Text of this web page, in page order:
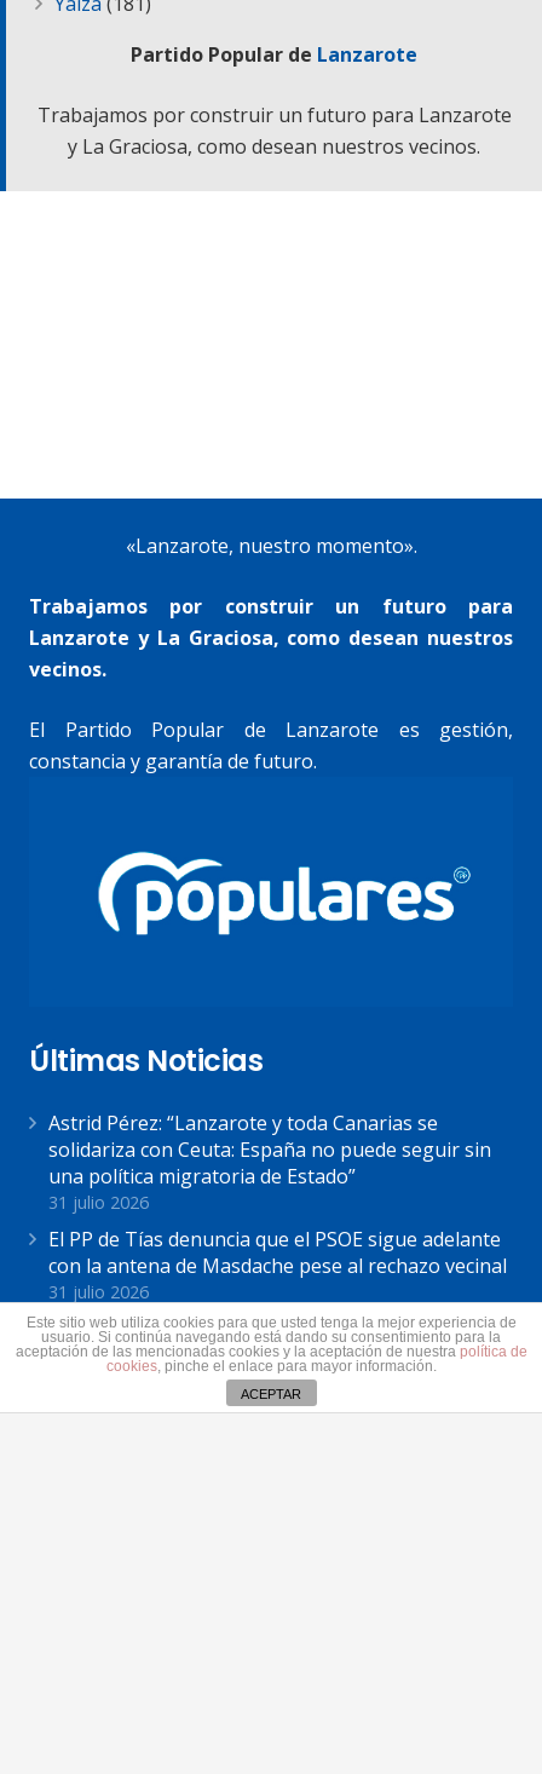
Partido Popular de Lanzarote
Trabajamos por construir un futuro para Lanzarote
y La Graciosa, como desean nuestros vecinos.
«Lanzarote, nuestro momento».
Trabajamos por construir un futuro para
Lanzarote y La Graciosa, como desean nuestros
vecinos.
El Partido Popular de Lanzarote es gestión,
constancia y garantía de futuro.
Últimas Noticias
Astrid Pérez: “Lanzarote y toda Canarias se
solidariza con Ceuta: España no puede seguir sin
una política migratoria de Estado”
31 julio 2026
El PP de Tías denuncia que el PSOE sigue adelante
con la antena de Masdache pese al rechazo vecinal
31 julio 2026
El Cabildo de Lanzarote y La Graciosa actualiza el
plan estratégico de subvenciones 2026-2028
Este sitio web utiliza cookies para que usted tenga la mejor experiencia de
usuario. Si continúa navegando está dando su consentimiento para la
aceptación de las mencionadas cookies y la aceptación de nuestra política de
cookies, pinche el enlace para mayor información.
ACEPTAR